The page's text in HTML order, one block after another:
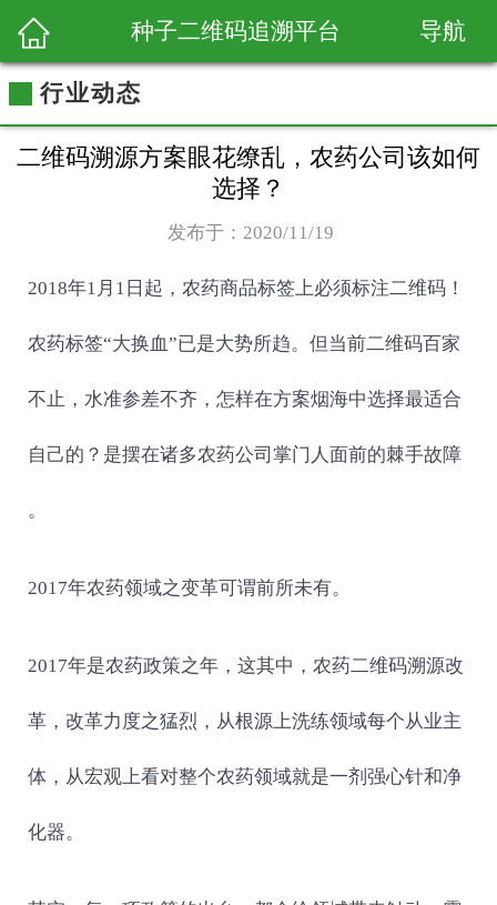
导航
种子二维码追溯平台
行业动态
二维码溯源方案眼花缭乱，农药公司该如何
选择？
发布于：2020/11/19
2018年1月1日起，农药商品标签上必须标注二维码！
农药标签“大换血”已是大势所趋。但当前二维码百家
不止，水准参差不齐，怎样在方案烟海中选择最适合
自己的？是摆在诸多农药公司掌门人面前的棘手故障
。
2017年农药领域之变革可谓前所未有。
2017年是农药政策之年，这其中，农药二维码溯源改
革，改革力度之猛烈，从根源上洗练领域每个从业主
体，从宏观上看对整个农药领域就是一剂强心针和净
化器。